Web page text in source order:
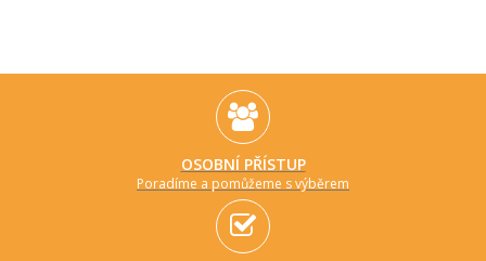
OSOBNÍ PŘÍSTUP
Poradíme a pomůžeme s výběrem